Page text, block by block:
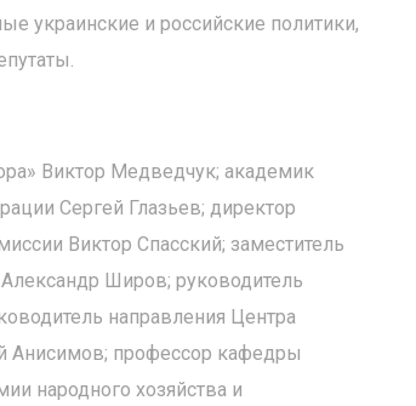
украинские и российские политики,
Виктор Медведчук; академик
Сергей Глазьев; директор
Виктор Спасский; заместитель
Широв; руководитель
направления Центра
Анисимов; профессор кафедры
народного хозяйства и